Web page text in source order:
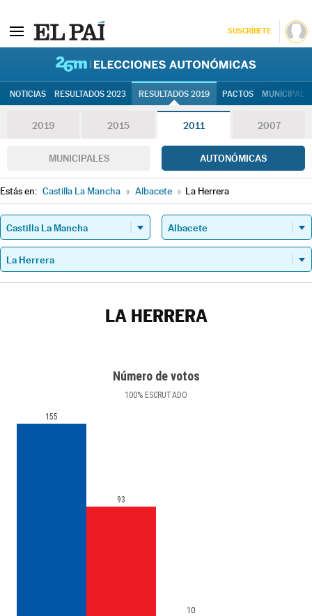
SUSCRÍBETE
NOTICIAS RESULTADOS 2023 RESULTADOS 2019 PACTOS
2019 2015 2011 2007
MUNICIPALES AUTONÓMICAS
Estás en: Castilla La Mancha » Albacete » La Herrera
LA HERRERA
Número de votos
100% ESCRUTADO
155
93
10